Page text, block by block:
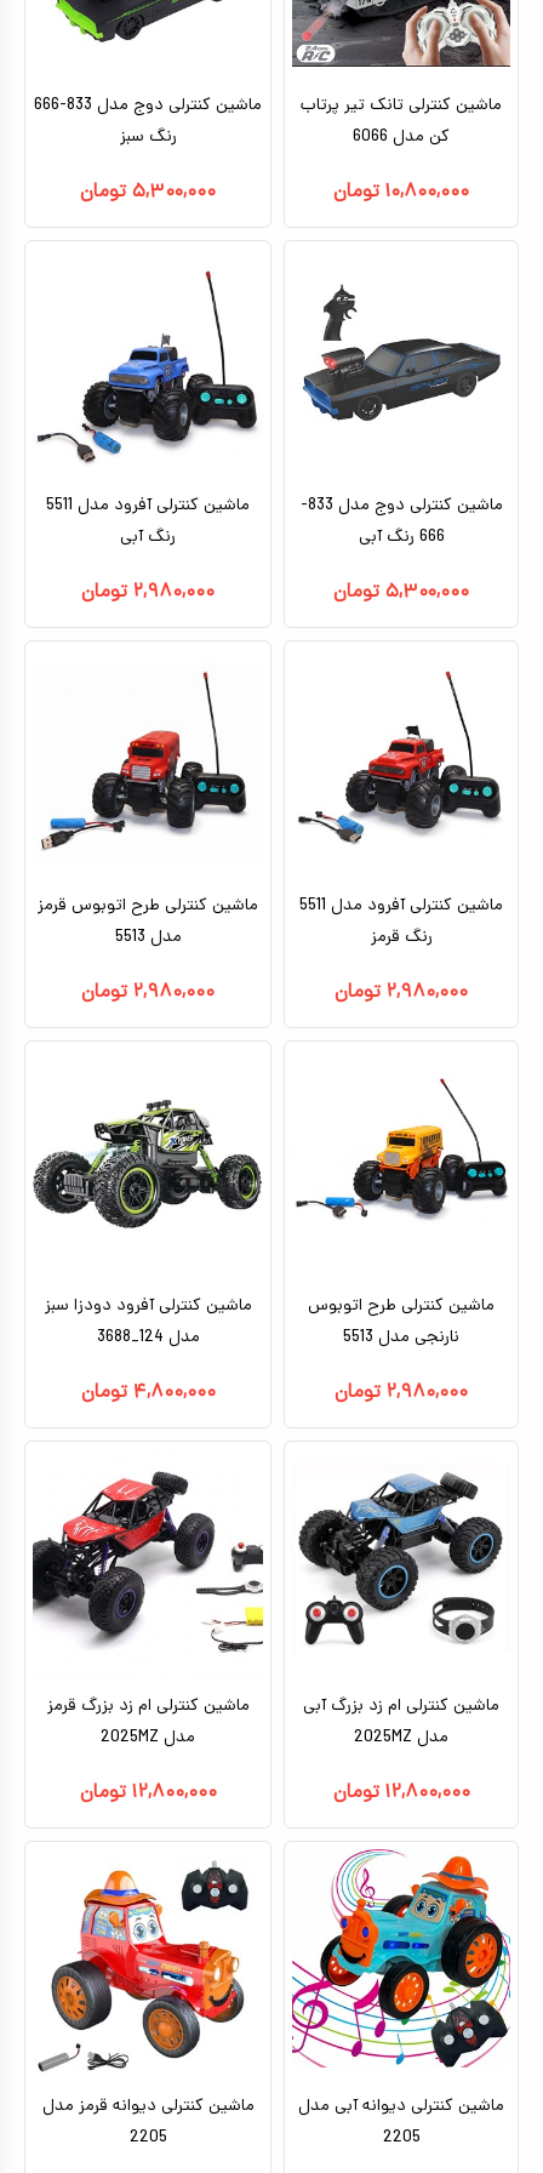
اسباب بازی مشاغل
اسباب بازی لوازم خانگی
اتاق کودک
ماشین کنترلی تانک تیر پرتاب
کن مدل 6066
۱۰,۸۰۰,۰۰۰ تومان
ماشین کنترلی دوج مدل 833-666
رنگ سبز
۵,۳۰۰,۰۰۰ تومان
ماشین کنترلی دوج مدل 833-
666 رنگ آبی
۵,۳۰۰,۰۰۰ تومان
ماشین کنترلی آفرود مدل 5511
رنگ آبی
۲,۹۸۰,۰۰۰ تومان
ماشین کنترلی آفرود مدل 5511
رنگ قرمز
۲,۹۸۰,۰۰۰ تومان
ماشین کنترلی طرح اتوبوس قرمز
مدل 5513
۲,۹۸۰,۰۰۰ تومان
ماشین کنترلی طرح اتوبوس
نارنجی مدل 5513
۲,۹۸۰,۰۰۰ تومان
ماشین کنترلی آفرود دودزا سبز
مدل 124_3688
۴,۸۰۰,۰۰۰ تومان
ماشین کنترلی ام زد بزرگ آبی
مدل 2025MZ
۱۲,۸۰۰,۰۰۰ تومان
ماشین کنترلی ام زد بزرگ قرمز
مدل 2025MZ
۱۲,۸۰۰,۰۰۰ تومان
ماشین کنترلی دیوانه آبی مدل
2205
ماشین کنترلی دیوانه قرمز مدل
2205